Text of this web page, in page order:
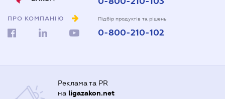
ПРО КОМПАНІЮ Підбір продуктів та рішень
0-800-210-102
Реклама та PR
на ligazakon.net